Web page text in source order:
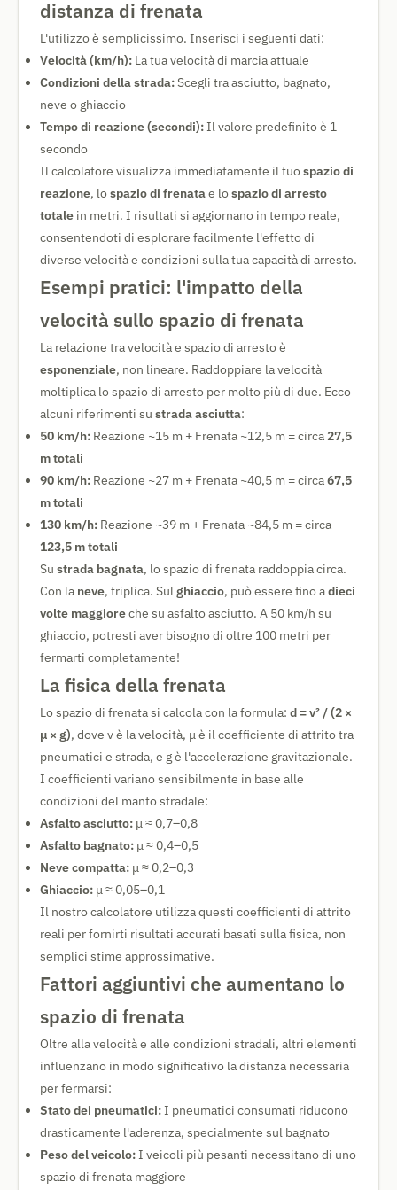
distanza di frenata
L'utilizzo è semplicissimo. Inserisci i seguenti dati:
Velocità (km/h): La tua velocità di marcia attuale
Condizioni della strada:Scegli tra asciutto, bagnato,
neve o ghiaccio
Tempo di reazione (secondi):Il valore predefinito è 1
secondo
Il calcolatore visualizza immediatamente il tuospazio di
reazione, lospazio di frenatae lospazio di arresto
totale in metri. I risultati si aggiornano in tempo reale,
consentendoti di esplorare facilmente l'effetto di
diverse velocità e condizioni sulla tua capacità di arresto.
Esempi pratici: l'impatto della
velocità sullo spazio di frenata
La relazione tra velocità e spazio di arresto è
esponenziale, non lineare. Raddoppiare la velocità
moltiplica lo spazio di arresto per molto più di due. Ecco
alcuni riferimenti su strada asciutta:
50 km/h: Reazione ~15 m + Frenata ~12,5 m = circa 27,5
m totali
90 km/h: Reazione ~27 m + Frenata ~40,5 m = circa67,5
m totali
130 km/h: Reazione ~39 m + Frenata ~84,5 m = circa
123,5 m totali
Su strada bagnata, lo spazio di frenata raddoppia circa.
Con la neve, triplica. Sulghiaccio, può essere fino adieci
volte maggioreche su asfalto asciutto. A 50 km/h su
ghiaccio, potresti aver bisogno di oltre 100 metri per
fermarti completamente!
La fisica della frenata
Lo spazio di frenata si calcola con la formula: d = v² / (2 ×
μ × g), dove v è la velocità, μ è il coefficiente di attrito tra
pneumatici e strada, e g è l'accelerazione gravitazionale.
I coefficienti variano sensibilmente in base alle
condizioni del manto stradale:
Asfalto asciutto: μ ≈ 0,7–0,8
Asfalto bagnato: μ ≈ 0,4–0,5
Neve compatta: μ ≈ 0,2–0,3
Ghiaccio: μ ≈ 0,05–0,1
Il nostro calcolatore utilizza questi coefficienti di attrito
reali per fornirti risultati accurati basati sulla fisica, non
semplici stime approssimative.
Fattori aggiuntivi che aumentano lo
spazio di frenata
Oltre alla velocità e alle condizioni stradali, altri elementi
influenzano in modo significativo la distanza necessaria
per fermarsi:
Stato dei pneumatici:I pneumatici consumati riducono
drasticamente l'aderenza, specialmente sul bagnato
Peso del veicolo:I veicoli più pesanti necessitano di uno
spazio di frenata maggiore